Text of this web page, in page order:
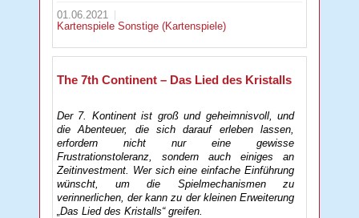
01.06.2021
KartenspieleSonstige (Kartenspiele)
The 7th Continent – Das Lied des Kristalls
Der 7. Kontinent ist groß und geheimnisvoll, und
die Abenteuer, die sich darauf erleben lassen,
erfordern nicht nur eine gewisse
Frustrationstoleranz, sondern auch einiges an
Zeitinvestment. Wer sich eine einfache Einführung
wünscht, um die Spielmechanismen zu
verinnerlichen, der kann zu der kleinen Erweiterung
„Das Lied des Kristalls“ greifen.